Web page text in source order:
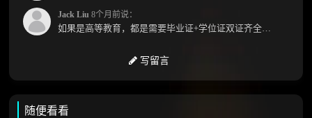
Jack Liu 8个月前说：
如果是高等教育，都是需要毕业证+学位证双证齐全才能免NZQA认证，单证都需要额外认证，获得...
写留言
随便看看